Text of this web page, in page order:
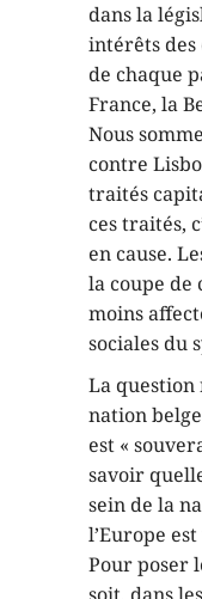
dans la
intérêts des
de chaque
France, la
Nous
contre
traités
ces traités,
en cause.
la coupe de
moins
sociales du
La question
nation
est «
savoir
sein de la
l’Europe
Pour poser